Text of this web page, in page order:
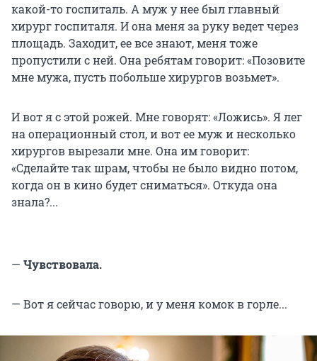
какой-то госпиталь. А муж у нее был главный
хирург госпиталя. И она меня за руку ведет через
площадь. Заходит, ее все знают, меня тоже
пропустили с ней. Она ребятам говорит: «Позовите
мне мужа, пусть побольше хирургов возьмет».
И вот я с этой рожей. Мне говорят: «Ложись». Я лег
на операционный стол, и вот ее муж и несколько
хирургов вырезали мне. Она им говорит:
«Сделайте так шрам, чтобы не было видно потом,
когда он в кино будет сниматься». Откуда она
знала?...
— Чувствовала.
— Вот я сейчас говорю, и у меня комок в горле...